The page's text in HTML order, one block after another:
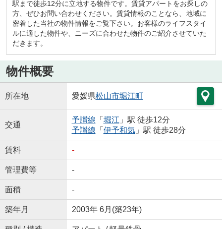
駅まで徒歩12分に立地する物件です。賃貸アパートをお探しの
方、ぜひお問い合わせください。賃貸情報のことなら、地域に
密着した当社の物件情報をご覧下さい。お客様のライフスタイ
ルに適した物件や、ニーズに合わせた物件のご紹介させていた
だきます。
物件概要
所在地 愛媛県松山市堀江町
交通
予讃線 「 堀江 」駅 徒歩12分
予讃線 「 伊予和気」駅 徒歩28分
賃料 -
管理費等 -
面積 -
築年月 2003年 6月(築23年)